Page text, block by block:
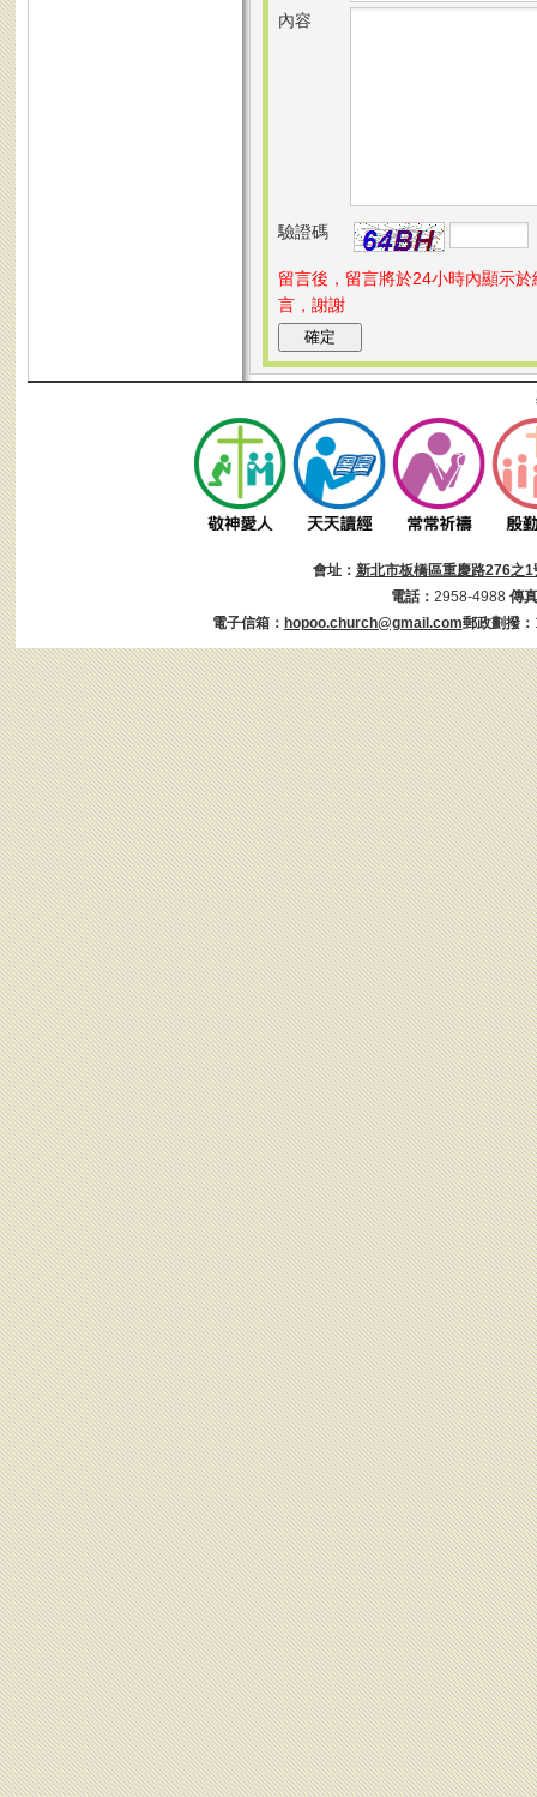
內容
驗證碼
留言後，留言將於24小時內顯示
言，謝謝
會址： 新北市板橋區重慶路276之1
電話： 2958-4988 傳
電子信箱： hopoo.church@gmail.com郵政劃撥：